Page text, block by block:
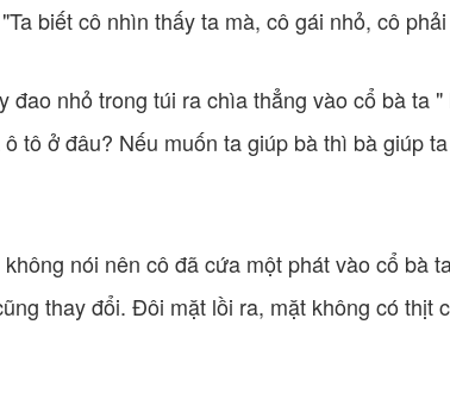
biết cô nhìn thấy ta mà, cô gái nhỏ, cô
đao nhỏ trong túi ra chìa thẳng vào cổ bà ta
tô ở đâu? Nếu muốn ta giúp bà thì bà giúp
nói nên cô đã cứa một phát vào cổ bà
thay đổi. Đôi mặt lồi ra, mặt không có thịt